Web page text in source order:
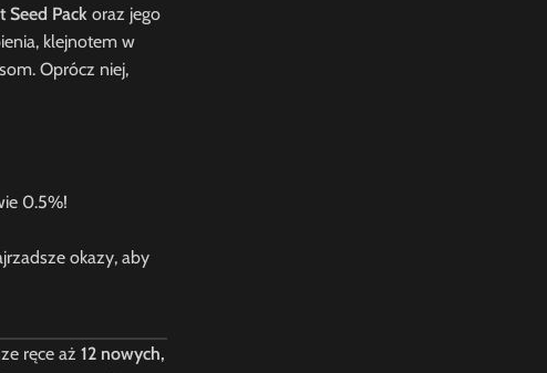
Seed Pack oraz jego
klejnotem w
Oprócz niej,
0.5%!
okazy, aby
ręce aż 12 nowych,